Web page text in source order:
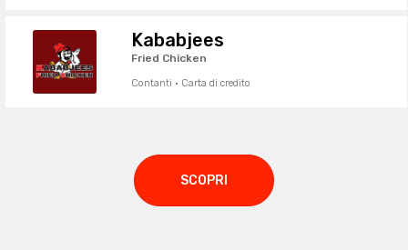
Kababjees
Fried Chicken
Contanti · Carta di credito
SCOPRI